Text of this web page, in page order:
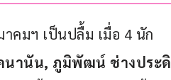
าคมฯ เป็นปลื้ม เมื่อ 4 นัก
นานัน, ภูมิพัฒน์ ช่างประดิ